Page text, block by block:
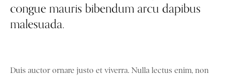
congue mauris bibendum arcu dapibus
malesuada.
Duis auctor ornare justo et viverra. Nulla lectus enim, non